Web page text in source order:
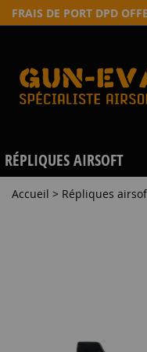
FRAIS DE PORT DPD
RÉPLIQUES AIRSOFT
Accueil > Répliques